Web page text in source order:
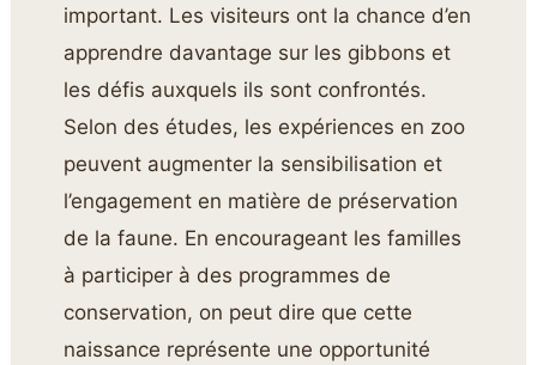
important. Les visiteurs ont la chance d’en
apprendre davantage sur les gibbons et
les défis auxquels ils sont confrontés.
Selon des études, les expériences en zoo
peuvent augmenter la sensibilisation et
l’engagement en matière de préservation
de la faune. En encourageant les familles
à participer à des programmes de
conservation, on peut dire que cette
naissance représente une opportunité